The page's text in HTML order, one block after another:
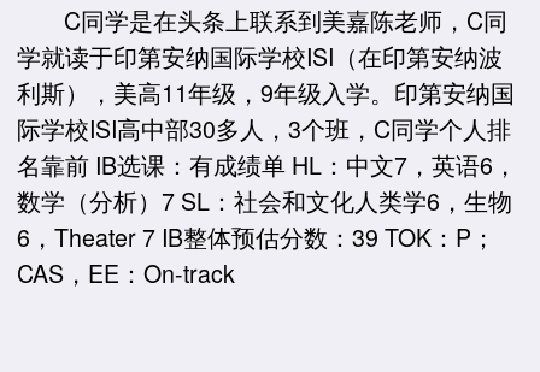
C同学是在头条上联系到美嘉陈老师，C同
学就读于印第安纳国际学校ISI（在印第安纳波
利斯），美高11年级，9年级入学。印第安纳国
际学校ISI高中部30多人，3个班，C同学个人排
名靠前 IB选课：有成绩单 HL：中文7，英语6，
数学（分析）7 SL：社会和文化人类学6，生物
6，Theater 7 IB整体预估分数：39 TOK：P；
CAS，EE：On-track